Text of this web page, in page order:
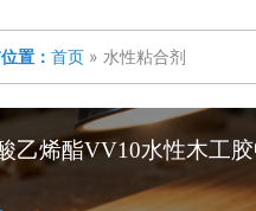
置： 首页 » 水性粘合剂
乙烯酯VV10水性木工